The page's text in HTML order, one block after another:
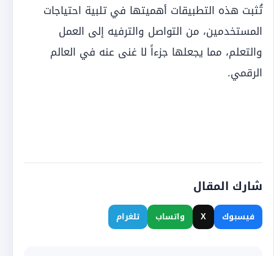
تُثبت هذه التطبيقات أهميتها في تلبية احتياجات
المستخدمين، من التواصل والترفيه إلى العمل
والتعلم، مما يجعلها جزءاً لا غنى عنه في العالم
الرقمي.
شارك المقال
فيسبوك X واتساب تلغرام